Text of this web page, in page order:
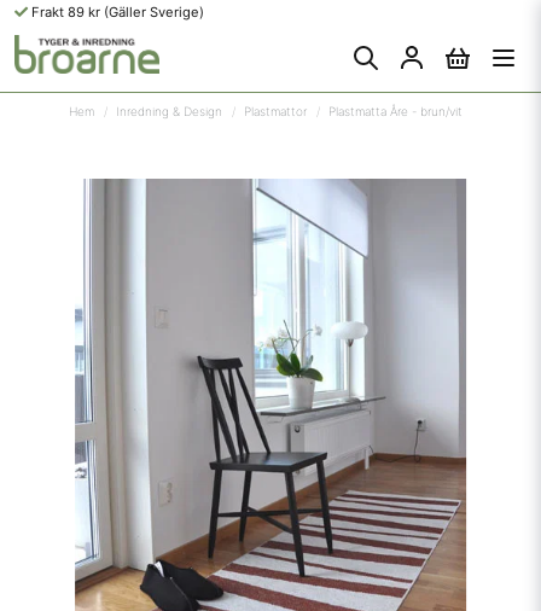
Frakt 89 kr (Gäller Sverige)
Hem Inredning & Design Plastmattor Plastmatta Åre - brun/vit